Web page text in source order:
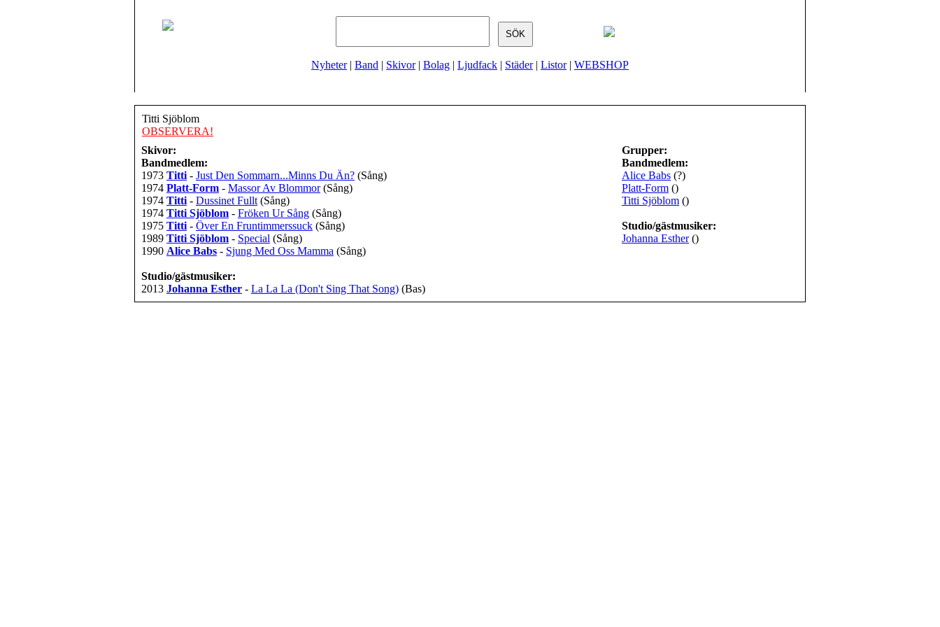
Nyheter| Band | Skivor| Bolag | Ljudfack | Städer| Listor| WEBSHOP
Titti Sjöblom
OBSERVERA!
Skivor:
Bandmedlem:
1973 Titti - Just Den Sommarn...Minns Du Än? (Sång)
1974 Platt-Form - Massor Av Blommor (Sång)
1974 Titti - Dussinet Fullt (Sång)
1974 Titti Sjöblom - Fröken Ur Sång (Sång)
1975 Titti - Över En Fruntimmerssuck (Sång)
1989 Titti Sjöblom - Special (Sång)
1990 Alice Babs - Sjung Med Oss Mamma (Sång)
Studio/gästmusiker:
2013 Johanna Esther - La La La (Don't Sing That Song) (Bas)
Grupper:
Bandmedlem:
Alice Babs (?)
Platt-Form ()
Titti Sjöblom ()
Studio/gästmusiker:
Johanna Esther()